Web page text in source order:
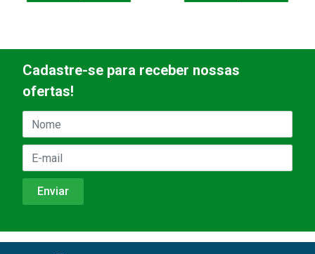
Cadastre-se para receber nossas
ofertas!